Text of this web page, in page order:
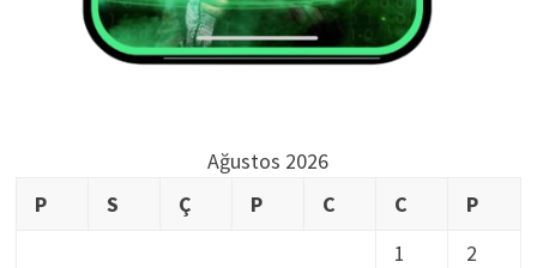
Ağustos 2026
P
S Ç P C C
P
1
2